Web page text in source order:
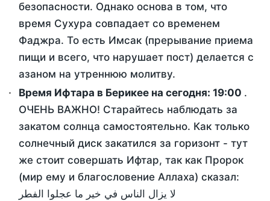
безопасности. Однако основа в том, что
время Сухура совпадает со временем
Фаджра. То есть Имсак (прерывание приема
пищи и всего, что нарушает пост) делается с
азаном на утреннюю молитву.
Время Ифтара в Берикее на сегодня: 19:00 .
ОЧЕНЬ ВАЖНО! Старайтесь наблюдать за
закатом солнца самостоятельно. Как только
солнечный диск закатился за горизонт - тут
же стоит совершать Ифтар, так как Пророк
(мир ему и благословение Аллаха) сказал:
لا يزال الناس في خير ما عجلوا الفطر